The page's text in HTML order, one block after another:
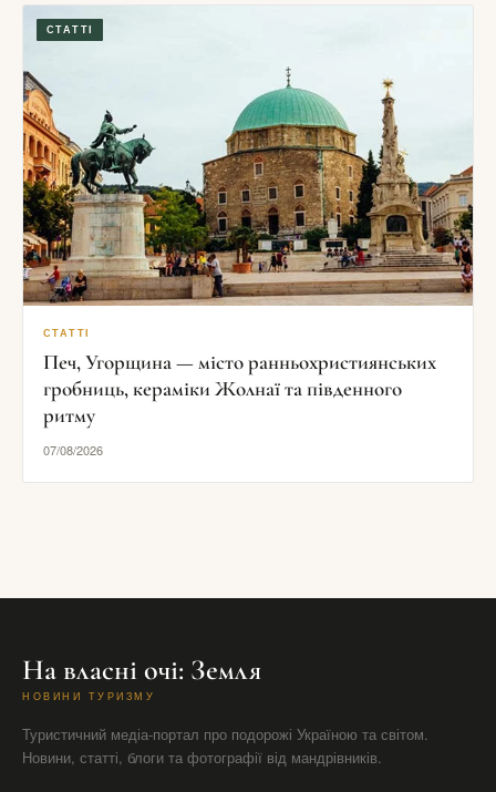
СТАТТІ
СТАТТІ
Печ, Угорщина — місто ранньохристиянських
гробниць, кераміки Жолнаї та південного
ритму
07/08/2026
На власні очі: Земля
НОВИНИ ТУРИЗМУ
Туристичний медіа-портал про подорожі Україною та світом.
Новини, статті, блоги та фотографії від мандрівників.